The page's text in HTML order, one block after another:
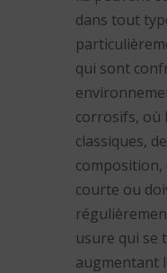
dans tout
qui sont
corrosifs, où
classiques,
composition,
courte ou
usure qui se
augmentant